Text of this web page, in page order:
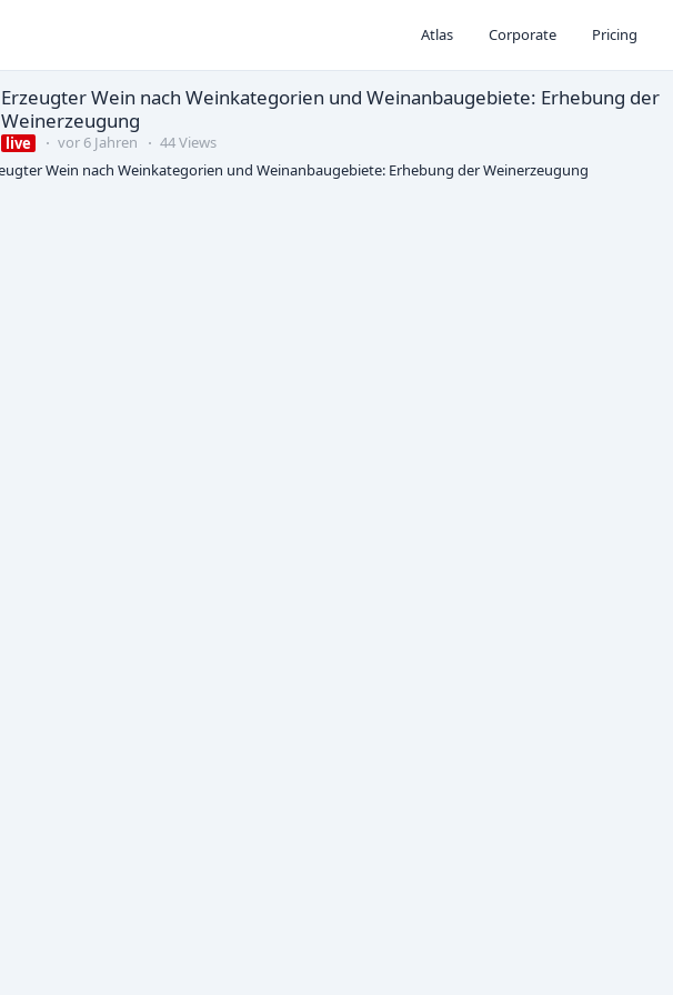
Atlas Corporate Pricing
Erzeugter Wein nach Weinkategorien und Weinanbaugebiete: Erhebung der
Weinerzeugung
live vor 6 Jahren 44 Views